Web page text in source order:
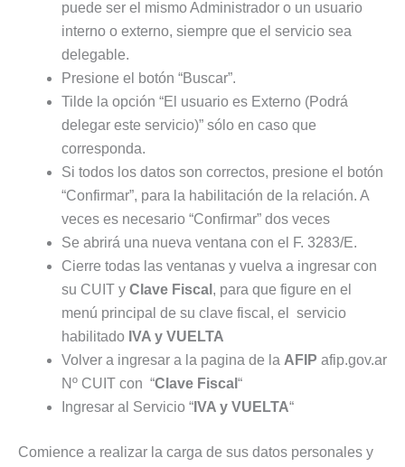
puede ser el mismo Administrador o un usuario
interno o externo, siempre que el servicio sea
delegable.
Presione el botón “Buscar”.
Tilde la opción “El usuario es Externo (Podrá
delegar este servicio)” sólo en caso que
corresponda.
Si todos los datos son correctos, presione el botón
“Confirmar”, para la habilitación de la relación. A
veces es necesario “Confirmar” dos veces
Se abrirá una nueva ventana con el F. 3283/E.
Cierre todas las ventanas y vuelva a ingresar con
su CUIT y Clave Fiscal , para que figure en el
menú principal de su clave fiscal, el servicio
habilitado IVA y VUELTA
Volver a ingresar a la pagina de la AFIP afip.gov.ar
Nº CUIT con “Clave Fiscal “
Ingresar al Servicio “ IVA y VUELTA“
Comience a realizar la carga de sus datos personales y